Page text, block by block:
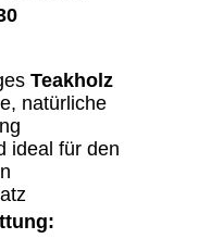
Teakholz
natürliche
ideal für den